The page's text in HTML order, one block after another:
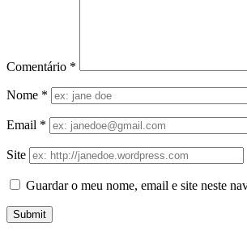
Comentário *
Nome *
Email *
Site
Guardar o meu nome, email e site neste